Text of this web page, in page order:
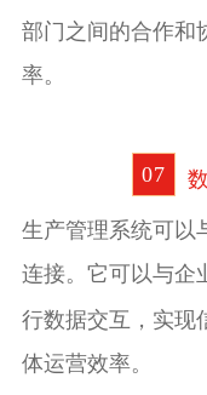
部门之间的合作和
率。
07
生产管理系统可以
连接。它可以与企
行数据交互，实现
体运营效率。